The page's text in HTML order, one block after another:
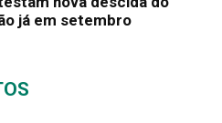
já em setembro